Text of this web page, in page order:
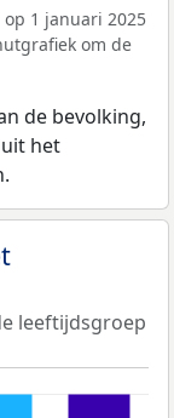
1 januari 2025
om de
de bevolking,
het
leeftijdsgroep